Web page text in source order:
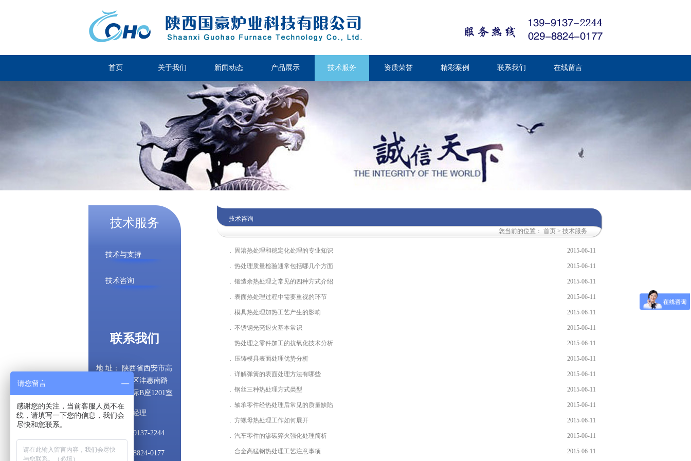
首页 关于我们 新闻动态 产品展示 技术服务 资质荣誉 精彩案例 联系我们 在线留言
技术服务
技术与支持
技术咨询
联系我们
地 址： 陕西省西安市高
新技术开发区沣惠南路
18号唐沣国际B座1201室
联系人：陈经理
手 机：139-9137-2244
总 机：029-8824-0177
技术咨询
您当前的位置： 首页 > 技术服务
. 2015-06-11
固溶热处理和稳定化处理的专业知识
. 2015-06-11
热处理质量检验通常包括哪几个方面
. 2015-06-11
锻造余热处理之常见的四种方式介绍
. 2015-06-11
表面热处理过程中需要重视的环节
. 2015-06-11
模具热处理加热工艺产生的影响
. 2015-06-11
不锈钢光亮退火基本常识
. 2015-06-11
热处理之零件加工的抗氧化技术分析
. 2015-06-11
压铸模具表面处理优势分析
. 2015-06-11
详解弹簧的表面处理方法有哪些
. 2015-06-11
钢丝三种热处理方式类型
. 2015-06-11
轴承零件经热处理后常见的质量缺陷
. 2015-06-11
方螺母热处理工作如何展开
. 2015-06-11
汽车零件的渗碳猝火强化处理简析
. 2015-06-11
合金高猛钢热处理工艺注意事项
请您留言
感谢您的关注，当前客服人员不在
线，请填写一下您的信息，我们会
尽快和您联系。